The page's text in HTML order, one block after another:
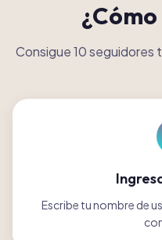
Consigue 10 seguidores
Escribe tu nombre de